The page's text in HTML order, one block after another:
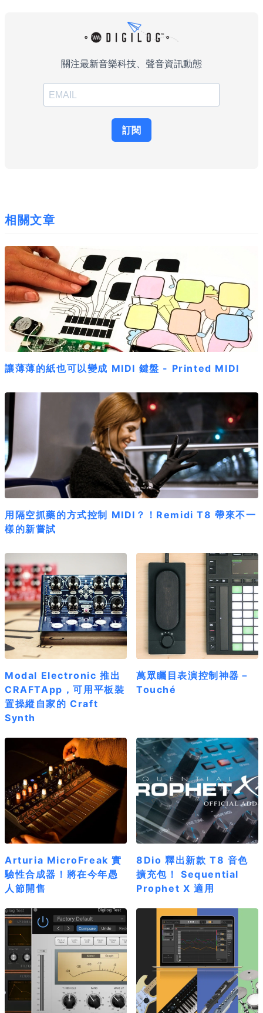
相關文章
讓薄薄的紙也可以變成 MIDI 鍵盤 - Printed MIDI
用隔空抓藥的方式控制 MIDI？！Remidi T8 帶來不一
樣的新嘗試
Modal Electronic 推出
CRAFTApp，可用平板裝
置操縱自家的 Craft
Synth
萬眾矚目表演控制神器－
Touché
Arturia MicroFreak 實
驗性合成器！將在今年愚
人節開售
8Dio 釋出新款 T8 音色
擴充包！ Sequential
Prophet X 適用